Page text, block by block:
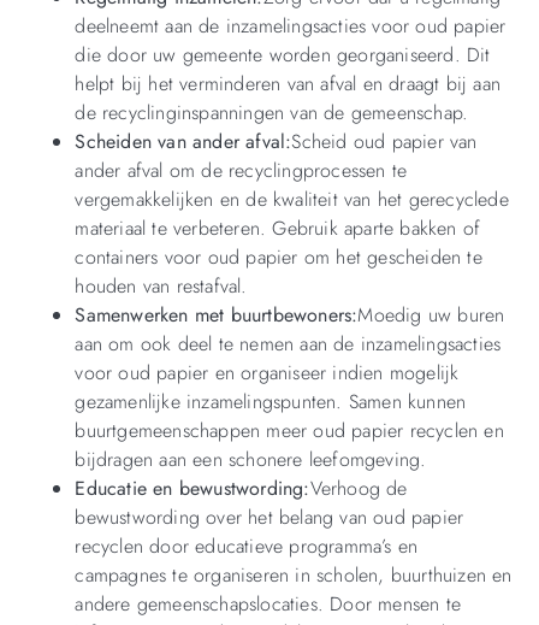
deelneemt aan de inzamelingsacties voor oud papier
die door uw gemeente worden georganiseerd. Dit
helpt bij het verminderen van afval en draagt bij aan
de recyclinginspanningen van de gemeenschap.
Scheiden van ander afval:Scheid oud papier van
ander afval om de recyclingprocessen te
vergemakkelijken en de kwaliteit van het gerecyclede
materiaal te verbeteren. Gebruik aparte bakken of
containers voor oud papier om het gescheiden te
houden van restafval.
Samenwerken met buurtbewoners:Moedig uw buren
aan om ook deel te nemen aan de inzamelingsacties
voor oud papier en organiseer indien mogelijk
gezamenlijke inzamelingspunten. Samen kunnen
buurtgemeenschappen meer oud papier recyclen en
bijdragen aan een schonere leefomgeving.
Educatie en bewustwording:Verhoog de
bewustwording over het belang van oud papier
recyclen door educatieve programma’s en
campagnes te organiseren in scholen, buurthuizen en
andere gemeenschapslocaties. Door mensen te